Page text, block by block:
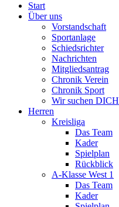
Start
Über uns
Vorstandschaft
Sportanlage
Schiedsrichter
Nachrichten
Mitgliedsantrag
Chronik Verein
Chronik Sport
Wir suchen DICH
Herren
Kreisliga
Das Team
Kader
Spielplan
Rückblick
A-Klasse West 1
Das Team
Kader